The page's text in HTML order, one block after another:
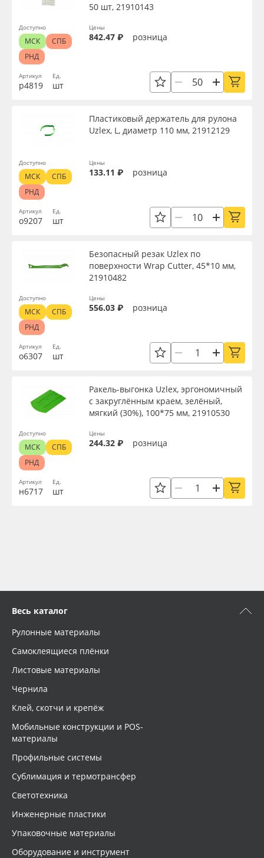
Артикул
р4819
50 шт, 21910143
Ед.
шт
Цены
842.47 ₽ розница
Доступно
МСК
СПБ
РНД
Артикул
о9207
Пластиковый держатель для рулона
Uzlex, L, диаметр 110 мм, 21912129
Ед.
шт
Цены
133.11 ₽ розница
Доступно
МСК
СПБ
РНД
Артикул
о6307
Безопасный резак Uzlex по
поверхности Wrap Cutter, 45*10 мм,
21910482
Ед.
шт
Цены
556.03 ₽ розница
Доступно
МСК
СПБ
РНД
Артикул
н6717
Ракель-выгонка Uzlex, эргономичный
с закруглённым краем, зелёный,
мягкий (30%), 100*75 мм, 21910530
Ед.
шт
Цены
244.32 ₽ розница
Доступно
МСК
СПБ
РНД
Весь каталог
Рулонные материалы
Самоклеящиеся плёнки
Листовые материалы
Чернила
Клей, скотчи и крепёж
Мобильные конструкции и POS-
материалы
Профильные системы
Сублимация и термотрансфер
Светотехника
Инженерные пластики
Упаковочные материалы
Оборудование и инструмент